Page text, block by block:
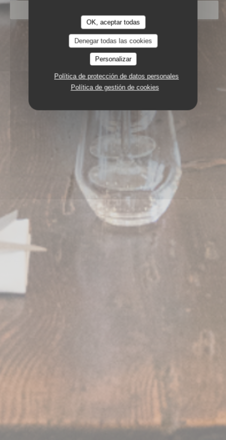
OK, aceptar todas
Denegar todas las cookies
Personalizar
Política de protección de datos personales
Política de gestión de cookies